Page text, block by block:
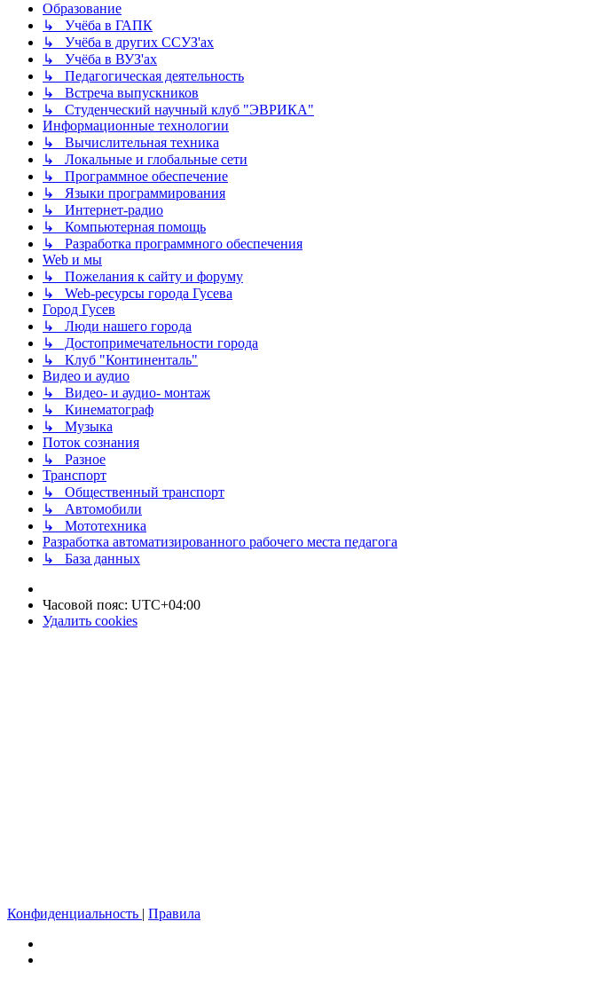
Образование
↳ Учёба в ГАПК
↳ Учёба в других ССУЗ'ах
↳ Учёба в ВУЗ'ах
↳ Педагогическая деятельность
↳ Встреча выпускников
↳ Студенческий научный клуб "ЭВРИКА"
Информационные технологии
↳ Вычислительная техника
↳ Локальные и глобальные сети
↳ Программное обеспечение
↳ Языки программирования
↳ Интернет-радио
↳ Компьютерная помощь
↳ Разработка программного обеспечения
Web и мы
↳ Пожелания к сайту и форуму
↳ Web-ресурсы города Гусева
Город Гусев
↳ Люди нашего города
↳ Достопримечательности города
↳ Клуб "Континенталь"
Видео и аудио
↳ Видео- и аудио- монтаж
↳ Кинематограф
↳ Музыка
Поток сознания
↳ Разное
Транспорт
↳ Общественный транспорт
↳ Автомобили
↳ Мототехника
Разработка автоматизированного рабочего места педагога
↳ База данных
Часовой пояс: UTC+04:00
Удалить cookies
Конфиденциальность | Правила